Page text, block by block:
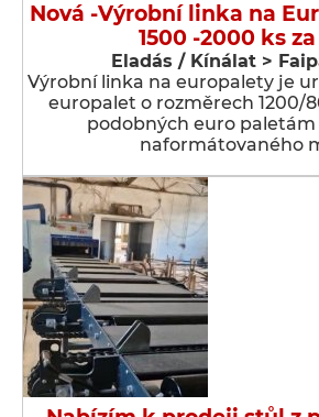
Nová -Výrobní linka na
1500 -2000 ks
Eladás / Kínálat >
Výrobní linka na europalety je
europalet o rozměrech 1200/
podobných euro
naformátovaného